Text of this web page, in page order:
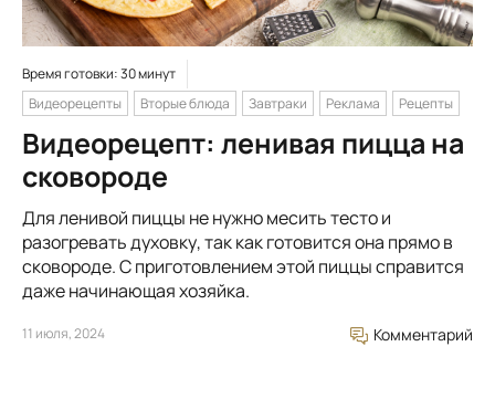
Время готовки: 30 минут
Видеорецепты
Вторые блюда Завтраки Реклама Рецепты
Видеорецепт: ленивая пицца на
сковороде
Для ленивой пиццы не нужно месить тесто и
разогревать духовку, так как готовится она прямо в
сковороде. С приготовлением этой пиццы справится
даже начинающая хозяйка.
11 июля, 2024 Комментарий